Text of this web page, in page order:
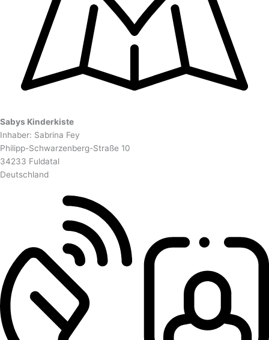
Sabys Kinderkiste
Inhaber: Sabrina Fey
Philipp-Schwarzenberg-Straße 10
34233 Fuldatal
Deutschland